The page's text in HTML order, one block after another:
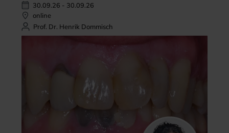
30.09.26 - 30.09.26
online
Prof. Dr. Henrik Dommisch